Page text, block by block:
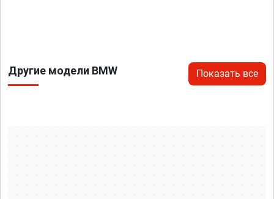
Другие модели BMW Показать все